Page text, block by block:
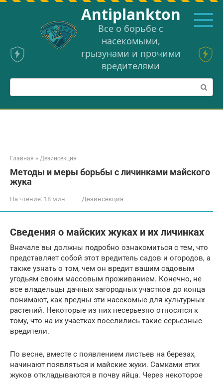
Перейти
Аntiplankton
Все о борьбе с
насекомыми,
грызунами и прочими
вредителями
Поиск:
Главная » Дезинсекция
Методы и меры борьбы с личинками майского
жука
На чтение: 18 мин Дезинсекция
Сведения о майских жуках и их личинках
Вначале вы должны подробно ознакомиться с тем, что
представляет собой этот вредитель садов и огородов, а
также узнать о том, чем он вредит вашим садовым
угодьям своим массовым проживанием. Конечно, не
все владельцы дачных загородных участков до конца
понимают, как вредны эти насекомые для культурных
растений. Некоторые из них несерьезно относятся к
тому, что на их участках поселились такие серьезные
вредители.
По весне, вместе с появлением листьев на березах,
начинают появляться и майские жуки. Самками этих
жуков откладываются в почву яйца. Через некоторое